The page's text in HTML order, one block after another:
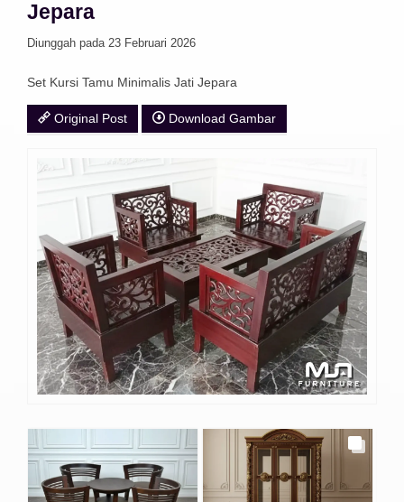
Jepara
Diunggah pada 23 Februari 2026
Set Kursi Tamu Minimalis Jati Jepara
Original Post Download Gambar